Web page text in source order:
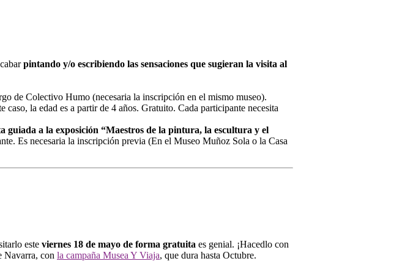
pintando y/o escribiendo las sensaciones que sugieran la visita al
de Colectivo Humo (necesaria la inscripción en el mismo museo).
la edad es a partir de 4 años. Gratuito. Cada participante necesita
a la exposición “Maestros de la pintura, la escultura y el
Es necesaria la inscripción previa (En el Museo Muñoz Sola o la Casa
este viernes 18 de mayo de forma gratuita es genial. ¡Hacedlo con
Navarra, con la campaña Musea Y Viaja, que dura hasta Octubre.